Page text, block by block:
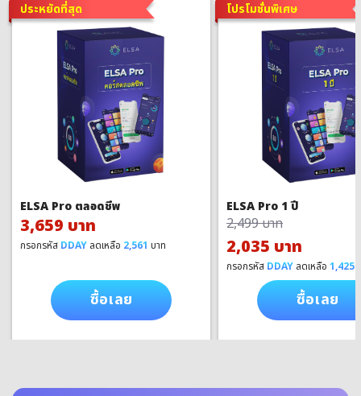
ประหยัดที่สุด
ELSA Pro ตลอดชีพ
3,659 บาท
กรอกรหัส DDAY ลดเหลือ 2,561 บาท
ซื้อเลย
โปรโมชั่นพิเศษ
ELSA Pro 1 ปี
2,499 บาท
2,035 บาท
กรอกรหัส DDAY ลดเหลือ 1,425
ซื้อเลย